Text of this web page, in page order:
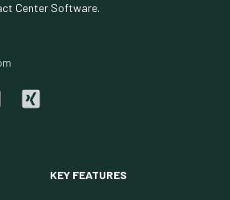
Center Software.
KEY FEATURES